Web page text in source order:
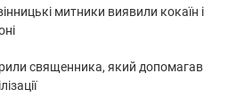
митники виявили кокаїн і
священника, який допомагав